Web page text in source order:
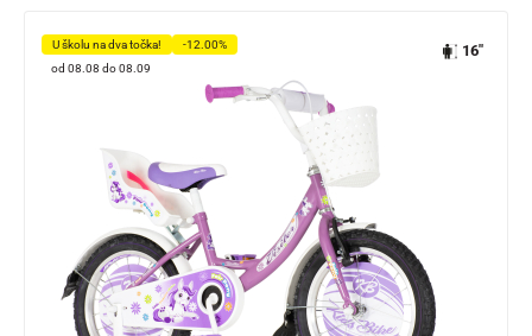
U školu na dva točka!
-12.00%
od 08.08 do 08.09
16"